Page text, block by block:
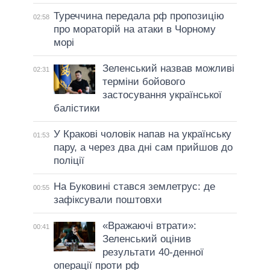
02:58 Туреччина передала рф пропозицію
про мораторій на атаки в Чорному
морі
02:31
Зеленський назвав можливі
терміни бойового
застосування української
балістики
01:53 У Кракові чоловік напав на українську
пару, а через два дні сам прийшов до
поліції
00:55
На Буковині стався землетрус: де
зафіксували поштовхи
00:41
«Вражаючі втрати»:
Зеленський оцінив
результати 40-денної
операції проти рф